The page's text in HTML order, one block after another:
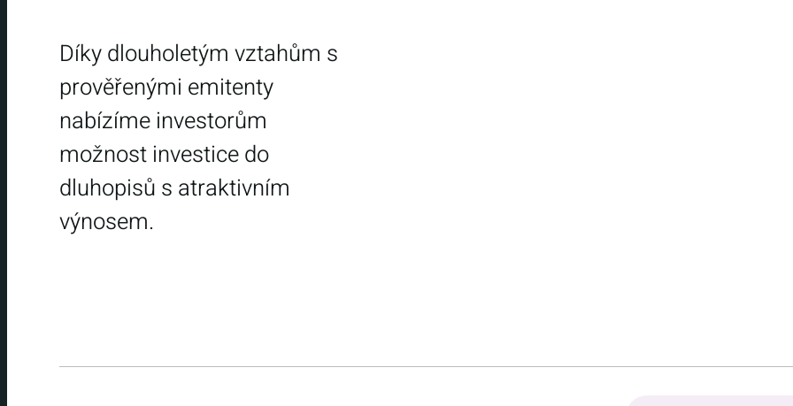
Díky dlouholetým vztahům s
prověřenými emitenty
nabízíme investorům
možnost investice do
dluhopisů s atraktivním
výnosem.